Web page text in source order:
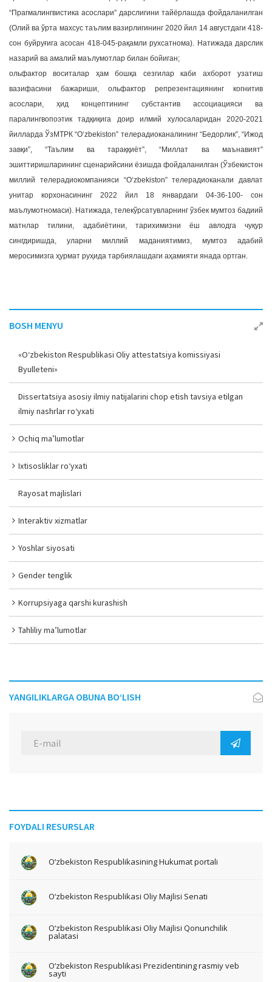
“Прагмалингвистика асослари” дарслигини тайёрлашда фойдаланилган
(Олий ва ўрта махсус таълим вазирлигининг 2020 йил 14 августдаги 418-
сон буйруғига асосан 418-045-рақамли рухсатнома). Натижада дарслик
назарий ва амалий маълумотлар билан бойиган;
ольфактор воситалар ҳам бошқа сезгилар каби ахборот узатиш
вазифасини бажариши, ольфактор репрезентациянинг когнитив
асослари, ҳид концептининг субстантив ассоциацияси ва
паралингвопоэтик тадқиқига доир илмий хулосаларидан 2020-2021
йилларда ЎзМТРК “O‘zbekiston” телерадиоканалининг “Бедорлик”, “Ижод
завқи”, “Таълим ва тараққиёт”, “Миллат ва маънавият”
эшиттиришларининг сценарийсини ёзишда фойдаланилган (Ўзбекистон
миллий телерадиокомпанияси “O‘zbekiston” телерадиоканали давлат
унитар корхонасининг 2022 йил 18 январдаги 04-36-100- сон
маълумотномаси). Натижада, телекўрсатувларнинг ўзбек мумтоз бадиий
матнлар тилини, адабиётини, тарихимизни ёш авлодга чуқур
сингдиришда, уларни миллий маданиятимиз, мумтоз адабий
меросимизга ҳурмат руҳида тарбиялашдаги аҳамияти янада ортган.
BOSH MENYU
«O‘zbekiston Respublikasi Oliy attestatsiya komissiyasi
Byulleteni»
Dissertatsiya asosiy ilmiy natijalarini chop etish tavsiya etilgan
ilmiy nashrlar ro‘yxati
Ochiq ma’lumotlar
Ixtisosliklar ro‘yxati
Rayosat majlislari
Interaktiv xizmatlar
Yoshlar siyosati
Gender tenglik
Korrupsiyaga qarshi kurashish
Tahliliy ma’lumotlar
YANGILIKLARGA OBUNA BO‘LISH
FOYDALI RESURSLAR
O‘zbekiston Respublikasining Hukumat portali
O‘zbekiston Respublikasi Oliy Majlisi Senati
O‘zbekiston Respublikasi Oliy Majlisi Qonunchilik
palatasi
O‘zbekiston Respublikasi Prezidentining rasmiy veb
sayti